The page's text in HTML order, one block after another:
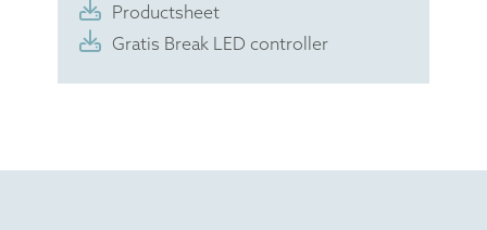
Productsheet
Gratis Break LED controller